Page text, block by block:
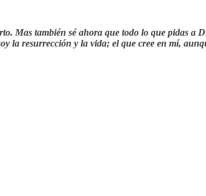
Mas también sé ahora que todo lo que pidas
la resurrección y la vida; el que cree en mí,